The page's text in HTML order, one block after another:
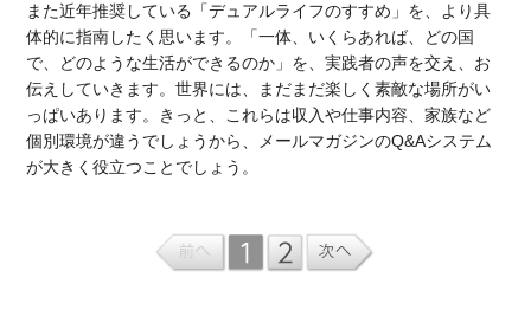
また近年推奨している「デュアルライフのすすめ」を、より具
体的に指南したく思います。「一体、いくらあれば、どの国
で、どのような生活ができるのか」を、実践者の声を交え、お
伝えしていきます。世界には、まだまだ楽しく素敵な場所がい
っぱいあります。きっと、これらは収入や仕事内容、家族など
個別環境が違うでしょうから、メールマガジンのQ&Aシステム
が大きく役立つことでしょう。